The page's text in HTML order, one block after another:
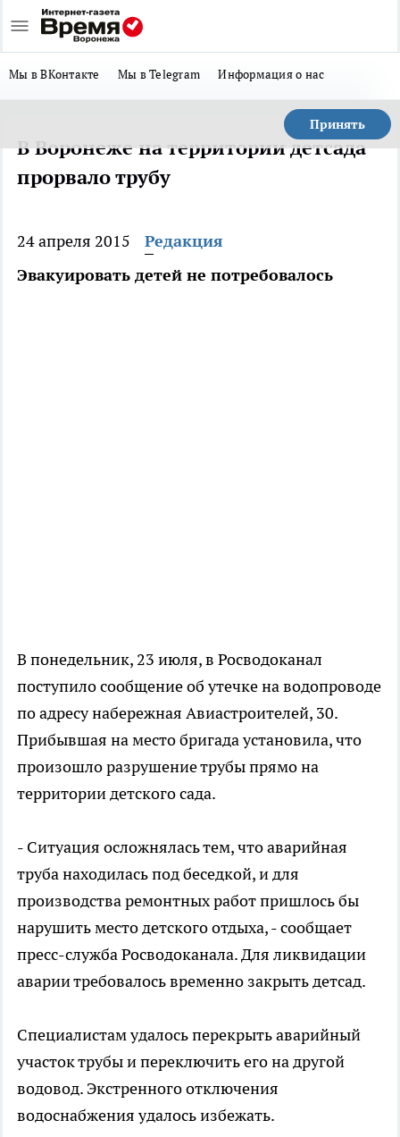
Мы в ВКонтакте Мы в Telegram Информация о нас
Принять
В Воронеже на территории детсада
прорвало трубу
24 апреля 2015
Редакция
Эвакуировать детей не потребовалось
В понедельник, 23 июля, в Росводоканал
поступило сообщение об утечке на водопроводе
по адресу набережная Авиастроителей, 30.
Прибывшая на место бригада установила, что
произошло разрушение трубы прямо на
территории детского сада.
- Ситуация осложнялась тем, что аварийная
труба находилась под беседкой, и для
производства ремонтных работ пришлось бы
нарушить место детского отдыха, - сообщает
пресс-служба Росводоканала. Для ликвидации
аварии требовалось временно закрыть детсад.
Специалистам удалось перекрыть аварийный
участок трубы и переключить его на другой
водовод. Экстренного отключения
водоснабжения удалось избежать.